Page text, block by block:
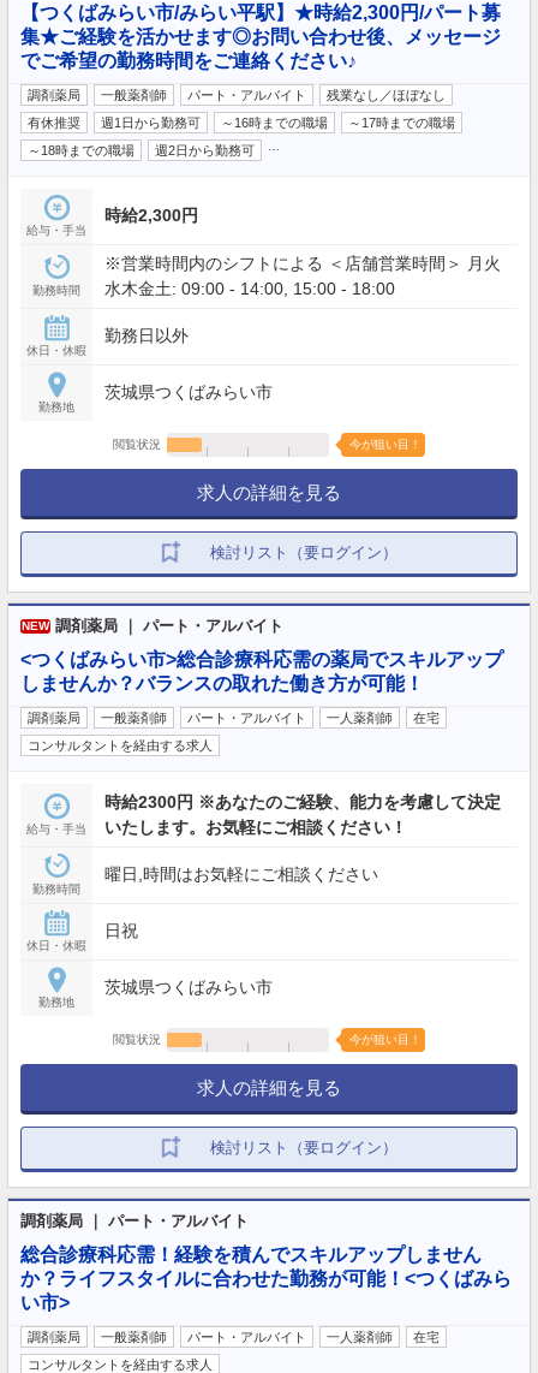
【つくばみらい市/みらい平駅】★時給2,300円/パート募
集★ご経験を活かせます◎お問い合わせ後、メッセージ
でご希望の勤務時間をご連絡ください♪
調剤薬局 一般薬剤師 パート・アルバイト
残業なし／ほぼなし
有休推奨
週1日から勤務可 ～16時までの職場
～17時までの職場
～18時までの職場
週2日から勤務可
給与・手当
時給2,300円
勤務時間
※営業時間内のシフトによる ＜店舗営業時間＞ 月火
水木金土: 09:00 - 14:00, 15:00 - 18:00
休日・休暇
勤務日以外
勤務地
茨城県つくばみらい市
閲覧状況 今が狙い目！
求人の詳細を見る
検討リスト（要ログイン）
NEW 調剤薬局 ｜ パート・アルバイト
<つくばみらい市>総合診療科応需の薬局でスキルアップ
しませんか？バランスの取れた働き方が可能！
調剤薬局 一般薬剤師 パート・アルバイト 一人薬剤師
在宅
コンサルタントを経由する求人
給与・手当
時給2300円 ※あなたのご経験、能力を考慮して決定
いたします。お気軽にご相談ください！
勤務時間
曜日,時間はお気軽にご相談ください
休日・休暇
日祝
勤務地
茨城県つくばみらい市
閲覧状況 今が狙い目！
求人の詳細を見る
検討リスト（要ログイン）
調剤薬局 ｜ パート・アルバイト
総合診療科応需！経験を積んでスキルアップしません
か？ライフスタイルに合わせた勤務が可能！<つくばみら
い市>
調剤薬局 一般薬剤師 パート・アルバイト 一人薬剤師
在宅
コンサルタントを経由する求人